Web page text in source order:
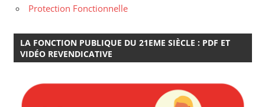
Protection Fonctionnelle
LA FONCTION PUBLIQUE DU 21EME SIÈCLE : PDF ET
VIDÉO REVENDICATIVE